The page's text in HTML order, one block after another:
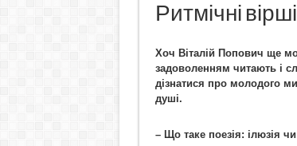
Ритмічні
Хоч Віталій Попович ще
задоволенням читають і
дізнатися про молодого
душі.
– Що таке поезія: ілюзія